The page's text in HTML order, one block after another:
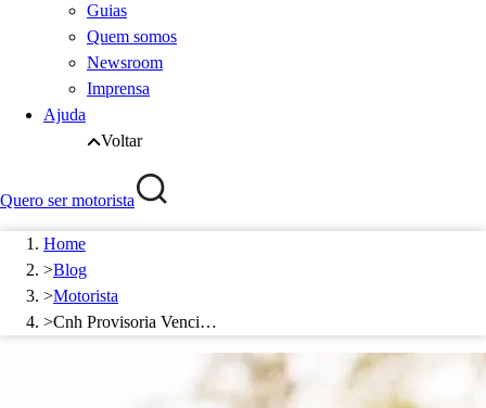
Guias
Quem somos
Newsroom
Imprensa
Ajuda
Voltar
Quero ser motorista
Home
>Blog
>Motorista
>Cnh Provisoria Venci…